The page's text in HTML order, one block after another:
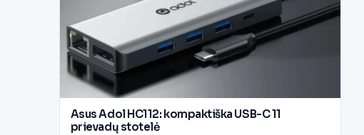
Asus Adol HC112: kompaktiška USB-C 11
prievadų stotelė